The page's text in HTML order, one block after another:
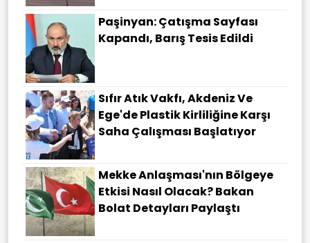
Paşinyan: Çatışma Sayfası
Kapandı, Barış Tesis Edildi
Sıfır Atık Vakfı, Akdeniz Ve
Ege'de Plastik Kirliliğine Karşı
Saha Çalışması Başlatıyor
Mekke Anlaşması'nın Bölgeye
Etkisi Nasıl Olacak? Bakan
Bolat Detayları Paylaştı